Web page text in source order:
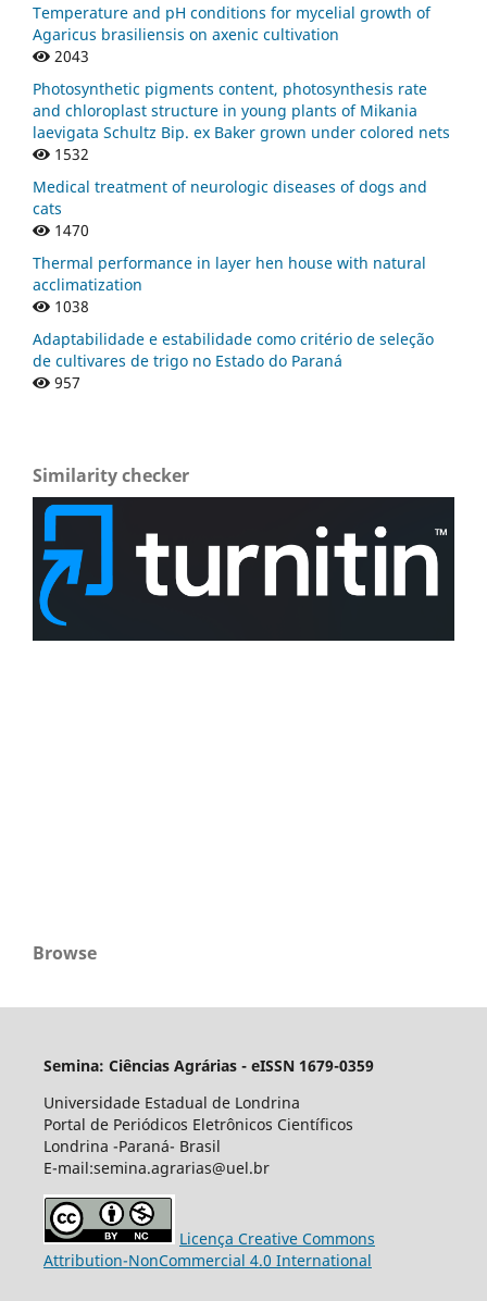
Temperature and pH conditions for mycelial growth of
Agaricus brasiliensis on axenic cultivation
2043
Photosynthetic pigments content, photosynthesis rate
and chloroplast structure in young plants of Mikania
laevigata Schultz Bip. ex Baker grown under colored nets
1532
Medical treatment of neurologic diseases of dogs and
cats
1470
Thermal performance in layer hen house with natural
acclimatization
1038
Adaptabilidade e estabilidade como critério de seleção
de cultivares de trigo no Estado do Paraná
957
Similarity checker
Browse
Semina: Ciências Agrárias - eISSN 1679-0359
Universidade Estadual de Londrina
Portal de Periódicos Eletrônicos Científicos
Londrina -Paraná- Brasil
E-mail:semina.agrarias@uel.br
Licença Creative Commons
Attribution-NonCommercial 4.0 International